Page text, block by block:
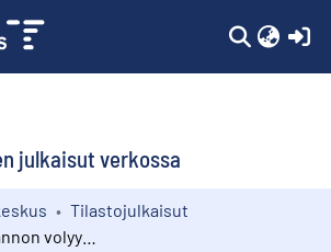
julkaisut verkossa
Tilastojulkaisut